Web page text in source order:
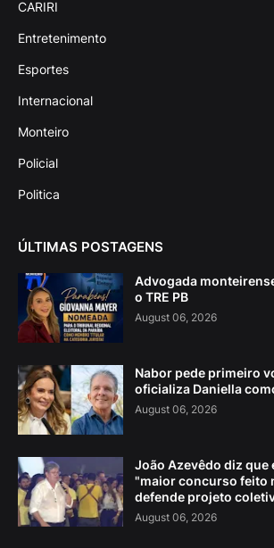
CARIRI
Entretenimento
Esportes
Internacional
Monteiro
Policial
Politica
ÚLTIMAS POSTAGENS
Advogada
o TRE PB
August 06, 2026
Nabor pede primeiro
oficializa Daniella
August 06, 2026
João Azevêdo diz que
"maior concurso feito
defende projeto
August 06, 2026